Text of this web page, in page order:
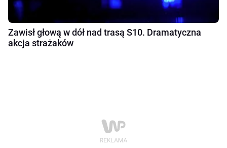
Zawisł głową w dół nad trasą S10. Dramatyczna
akcja strażaków